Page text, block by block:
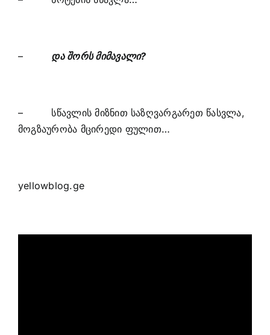
– და შორს მიმავალი?
– სწავლის მიზნით საზღვარგარეთ წასვლა,
მოგზაურობა მცირედი ფულით…
yellowblog.ge